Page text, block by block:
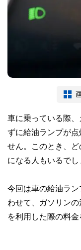
車に乗っている際
ずに給油ランプが
せん。このとき、
になる人もいるでし
今回は車の給油ラ
わせて、ガソリン
を利用した際の料金